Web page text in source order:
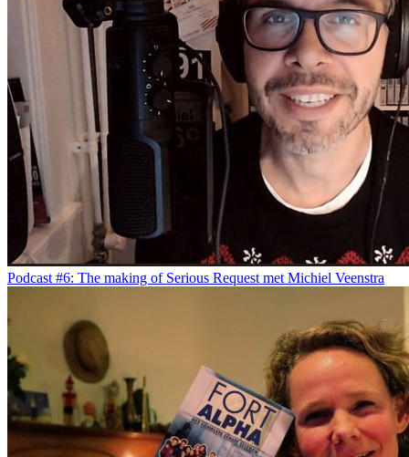
Podcast #6: The making of Serious Request met Michiel Veenstra